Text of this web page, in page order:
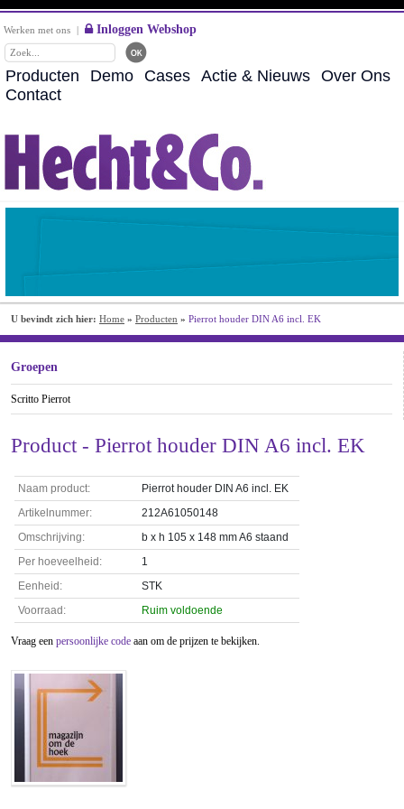
Werken met ons | Inloggen Webshop
Producten Demo Cases Actie & Nieuws Over Ons
Contact
U bevindt zich hier: Home » Producten » Pierrot houder DIN A6 incl. EK
Groepen
Scritto Pierrot
Product - Pierrot houder DIN A6 incl. EK
Naam product:
Pierrot houder DIN A6 incl. EK
Artikelnummer:
212A61050148
Omschrijving:
b x h 105 x 148 mm A6 staand
Per hoeveelheid:
1
Eenheid:
STK
Voorraad:
Ruim voldoende
Vraag een persoonlijke code aan om de prijzen te bekijken.